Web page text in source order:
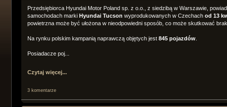
Przedsiębiorca Hyundai Motor Poland sp. z o.o., z siedzibą w Warszawie,
samochodach marki Hyundai Tucson wyprodukowanych w Czechach od 13
powietrzna może być ułożona w nieodpowiedni sposób, co może skutkować
Na rynku polskim kampanią naprawczą objętych jest 845 pojazdów.
Posiadacze poj...
Czytaj więcej...
3 komentarze